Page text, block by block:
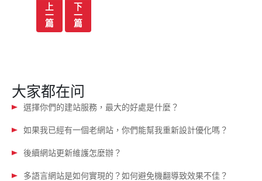
上
一
篇
下
一
篇
大家都在问
選擇你們的建站服務，最大的好處是什麼？
如果我已經有一個老網站，你們能幫我重新設計優化嗎？
後續網站更新維護怎麼辦？
多語言網站是如何實現的？如何避免機翻導致效果不佳？